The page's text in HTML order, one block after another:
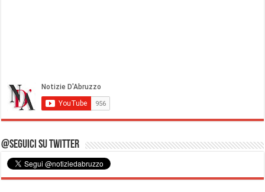
@Seguici su Twitter